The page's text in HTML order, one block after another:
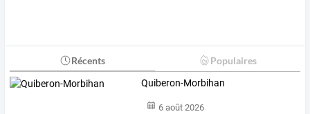
Récents Populaires
Quiberon-Morbihan
6 août 2026